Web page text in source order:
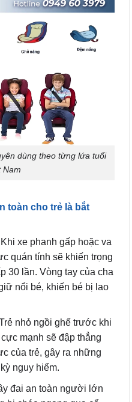
dùng theo từng lứa tuổi
Nam
toàn cho trẻ là bắt
Khi xe phanh gấp hoặc va
quán tính sẽ khiến trọng
30 lần. Vòng tay của cha
nổi bé, khiến bé bị lao
nhỏ ngồi ghế trước khi
mạnh sẽ đập thẳng
của trẻ, gây ra những
nguy hiểm.
đai an toàn người lớn